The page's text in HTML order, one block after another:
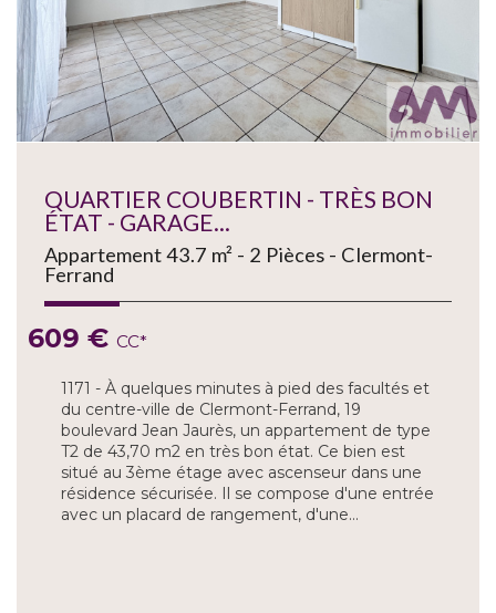
QUARTIER COUBERTIN - TRÈS BON
ÉTAT - GARAGE...
Appartement 43.7 m² - 2 Pièces - Clermont-
Ferrand
609 € CC*
1171 - À quelques minutes à pied des facultés et
du centre-ville de Clermont-Ferrand, 19
boulevard Jean Jaurès, un appartement de type
T2 de 43,70 m2 en très bon état. Ce bien est
situé au 3ème étage avec ascenseur dans une
résidence sécurisée. Il se compose d'une entrée
avec un placard de rangement, d'une...